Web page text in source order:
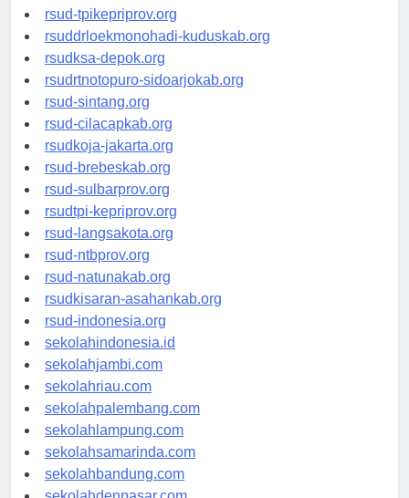
rsud-simeuluekab.org
rsud-tpikepriprov.org
rsuddrloekmonohadi-kuduskab.org
rsudksa-depok.org
rsudrtnotopuro-sidoarjokab.org
rsud-sintang.org
rsud-cilacapkab.org
rsudkoja-jakarta.org
rsud-brebeskab.org
rsud-sulbarprov.org
rsudtpi-kepriprov.org
rsud-langsakota.org
rsud-ntbprov.org
rsud-natunakab.org
rsudkisaran-asahankab.org
rsud-indonesia.org
sekolahindonesia.id
sekolahjambi.com
sekolahriau.com
sekolahpalembang.com
sekolahlampung.com
sekolahsamarinda.com
sekolahbandung.com